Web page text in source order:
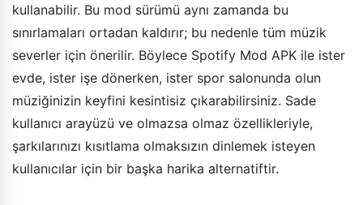
kullanabilir. Bu mod sürümü aynı zamanda bu
sınırlamaları ortadan kaldırır; bu nedenle tüm müzik
severler için önerilir. Böylece Spotify Mod APK ile ister
evde, ister işe dönerken, ister spor salonunda olun
müziğinizin keyfini kesintisiz çıkarabilirsiniz. Sade
kullanıcı arayüzü ve olmazsa olmaz özellikleriyle,
şarkılarınızı kısıtlama olmaksızın dinlemek isteyen
kullanıcılar için bir başka harika alternatiftir.